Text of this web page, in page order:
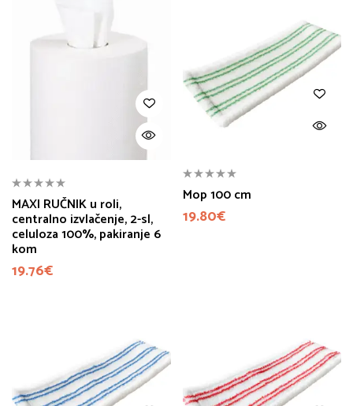
MAXI RUČNIK u roli,
centralno izvlačenje, 2-sl,
celuloza 100%, pakiranje 6
kom
19.76€
Mop 100 cm
19.80€